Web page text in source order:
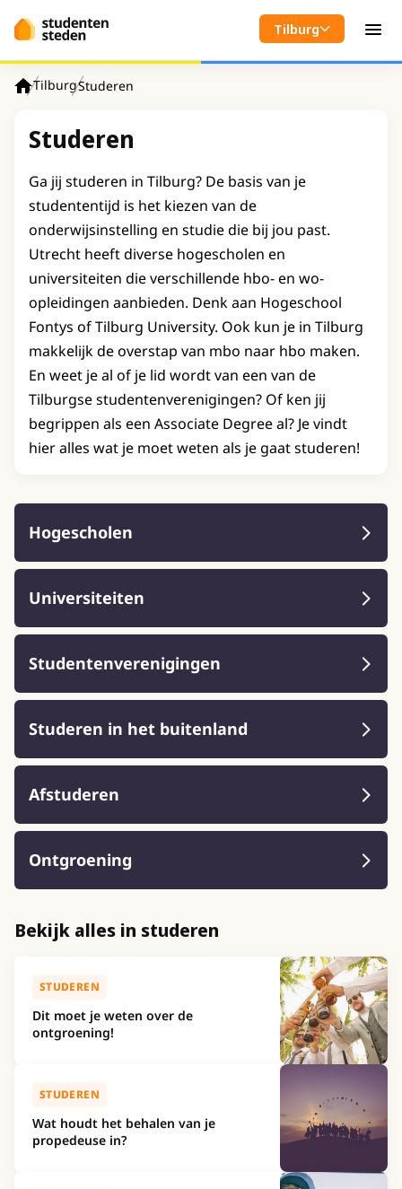
Tilburg
TilburgStuderen
Studeren
Ga jij studeren in Tilburg? De basis van je
studententijd is het kiezen van de
onderwijsinstelling en studie die bij jou past.
Utrecht heeft diverse hogescholen en
universiteiten die verschillende hbo- en wo-
opleidingen aanbieden. Denk aan Hogeschool
Fontys of Tilburg University. Ook kun je in Tilburg
makkelijk de overstap van mbo naar hbo maken.
En weet je al of je lid wordt van een van de
Tilburgse studentenverenigingen? Of ken jij
begrippen als een Associate Degree al? Je vindt
hier alles wat je moet weten als je gaat studeren!
Hogescholen
Universiteiten
Studentenverenigingen
Studeren in het buitenland
Afstuderen
Ontgroening
Bekijk alles in studeren
STUDEREN
Dit moet je weten over de
ontgroening!
STUDEREN
Wat houdt het behalen van je
propedeuse in?